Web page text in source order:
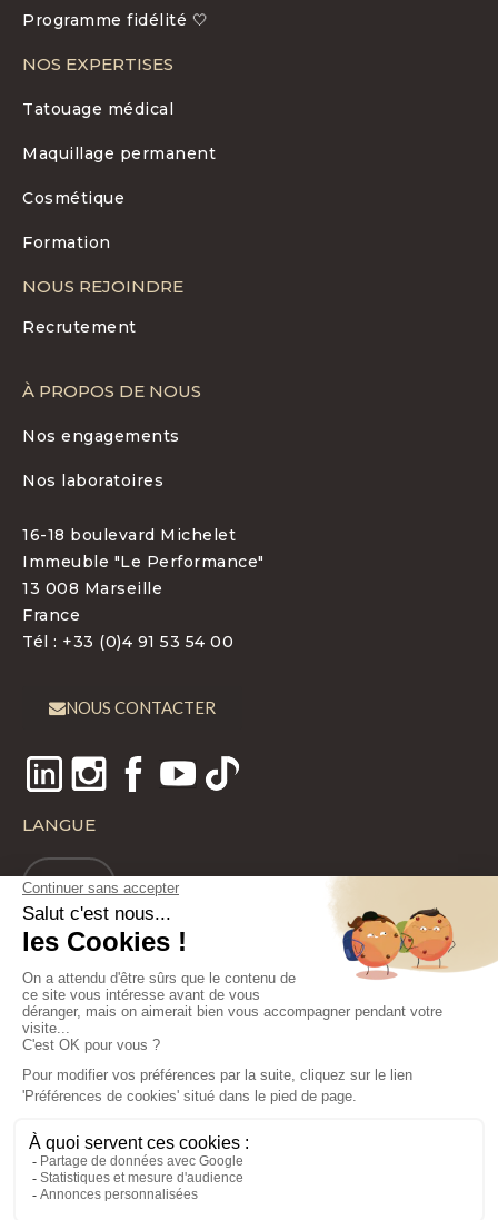
Programme fidélité 🤍
NOS EXPERTISES
Tatouage médical
Maquillage permanent
Cosmétique
Formation
NOUS REJOINDRE
Recrutement
À PROPOS DE NOUS
Nos engagements
Nos laboratoires
16-18 boulevard Michelet
Immeuble "Le Performance"
13 008 Marseille
France
Tél : +33 (0)4 91 53 54 00
NOUS CONTACTER
LANGUE
FR
Copyright 2022 - Laboratoires BIOTIC Phocea - Tous droits réservés
Nos emballages/produits peuvent faire l’objet d’une consigne de tri.
Consignes de tri
Mentions légales
Politique de Confidentialité